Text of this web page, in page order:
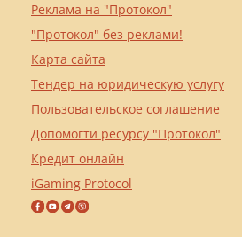
Реклама на "Протокол"
"Протокол" без реклами!
Карта сайта
Тендер на юридическую услугу
Пользовательское соглашение
Допомогти ресурсу "Протокол"
Кредит онлайн
iGaming Protocol